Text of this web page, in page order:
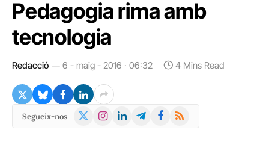
Pedagogia rima amb
tecnologia
Redacció 6 - maig - 2016 · 06:32 4 Mins Read
Segueix-nos
X
Instagram
LinkedInTelegramFacebook
RSS